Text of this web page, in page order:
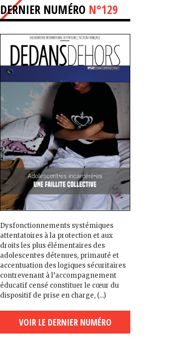
DERNIER NUMÉRO N°129
Dysfonctionnements systémiques
attentatoires à la protection et aux
droits les plus élémentaires des
adolescent·es détenu·es, primauté et
accentuation des logiques sécuritaires
contrevenant à l’accompagnement
éducatif censé constituer le cœur du
dispositif de prise en charge, (...)
VOIR LE DERNIER NUMÉRO